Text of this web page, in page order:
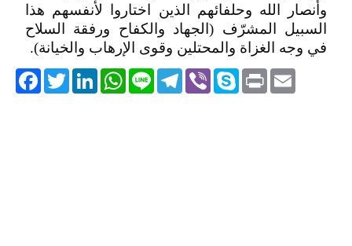
وأنصار الله وحلفائهم الذين اختاروا لأنفسهم هذا
السبيل المشرّف (الجهاد والكفاح ورفقة السلاح
في وجه الغزاة والمحتلين وقوى الإرهاب والخيانة).
TwitterLinkedIn
WhatsApp Line
Telegram ViberSkype PrintEmail